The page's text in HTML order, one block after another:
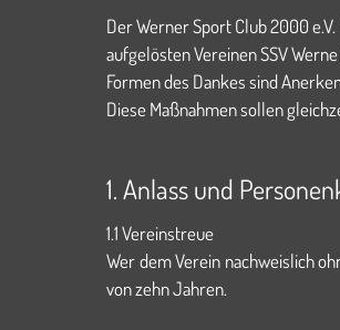
Der Werner Sport Club 2000
aufgelösten Vereinen SSV
Formen des Dankes sind
Diese Maßnahmen sollen
1. Anlass und
1.1 Vereinstreue
Wer dem Verein nachweislich
von zehn Jahren.